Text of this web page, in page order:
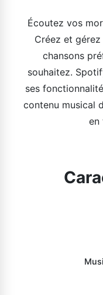
Écoutez vos
Créez et
chansons
souhaitez.
ses
contenu musical
en